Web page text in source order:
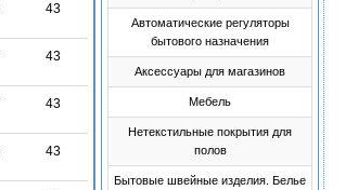
43
43
43
43
Автоматические регуляторы
бытового назначения
Аксессуары для магазинов
Мебель
Нетекстильные покрытия для
полов
Бытовые швейные изделия. Белье